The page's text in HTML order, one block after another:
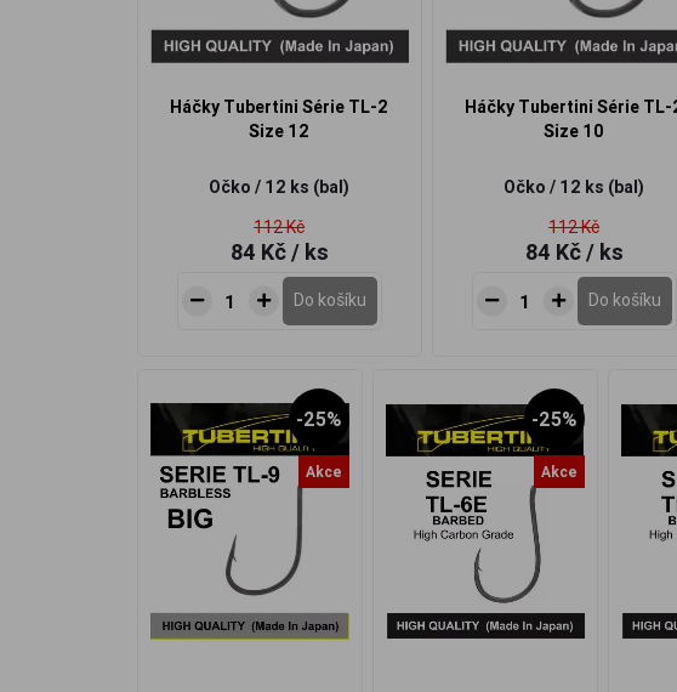
Háčky Tubertini Série TL-2
Size 12
Očko / 12 ks (bal)
112 Kč
84 Kč/ ks
Do košíku
Háčky Tubertini Série TL-
Size 10
Očko / 12 ks (bal)
112 Kč
84 Kč/ ks
Do košíku
-25%
Akce
-25%
Akce